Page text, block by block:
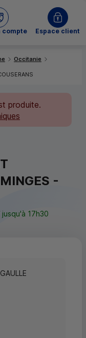
compte
Crédit MutuelEspace client
Occitanie
produite.
-
17h30